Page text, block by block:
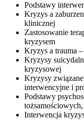
Podstawy
Kryzys a
klinicznej
Zastosowanie
kryzysem
Kryzys a trauma
Kryzysy
kryzysowej
Kryzysy związane
interwencyjne i
Podstawy
Interwencja